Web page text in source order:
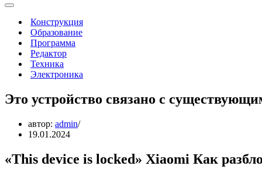
навигации
Меню
навигацииКонструкция
Образование
Программа
Редактор
Техника
Электроника
Это устройство связано с
автор: admin
19.01.2024
«This device is locked» Xiaomi Как